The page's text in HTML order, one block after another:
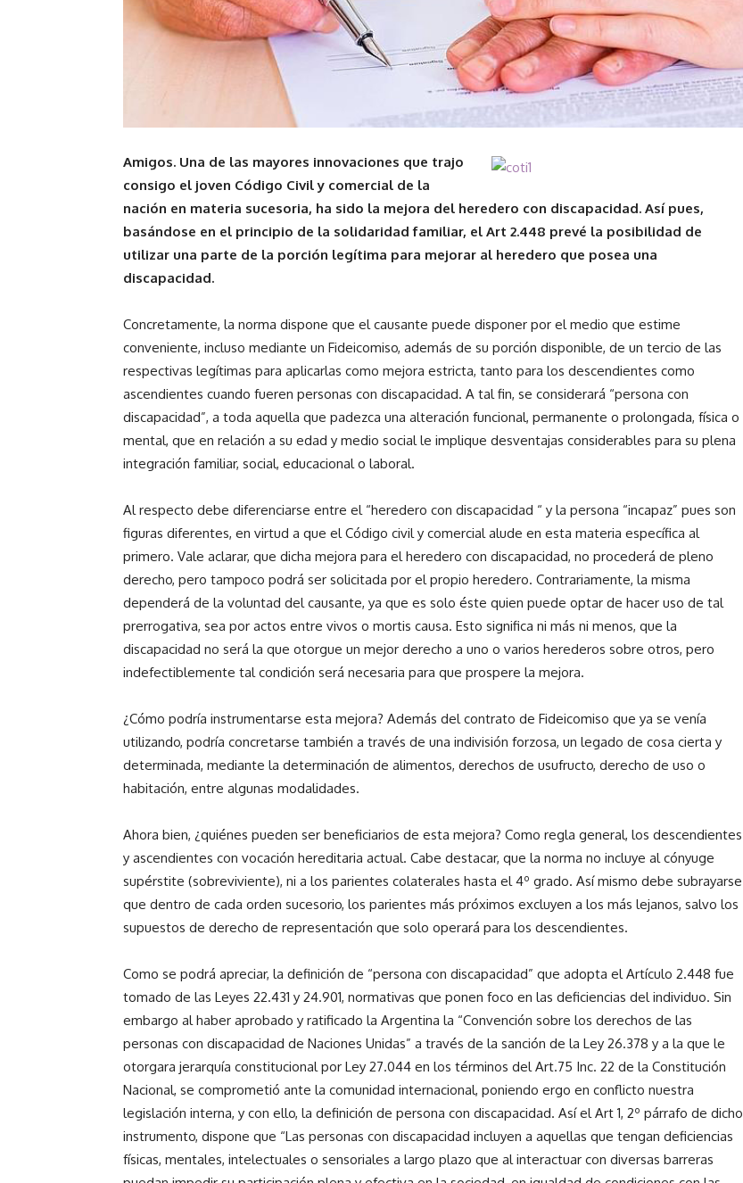
Amigos. Una de las mayores innovaciones que trajo
consigo el joven Código Civil y comercial de la
nación en materia sucesoria, ha sido la mejora del heredero con discapacidad. Así pues,
basándose en el principio de la solidaridad familiar, el Art 2.448 prevé la posibilidad de
utilizar una parte de la porción legítima para mejorar al heredero que posea una
discapacidad.
Concretamente, la norma dispone que el causante puede disponer por el medio que estime
conveniente, incluso mediante un Fideicomiso, además de su porción disponible, de un tercio de las
respectivas legítimas para aplicarlas como mejora estricta, tanto para los descendientes como
ascendientes cuando fueren personas con discapacidad. A tal fin, se considerará “persona con
discapacidad”, a toda aquella que padezca una alteración funcional, permanente o prolongada, física o
mental, que en relación a su edad y medio social le implique desventajas considerables para su plena
integración familiar, social, educacional o laboral.
Al respecto debe diferenciarse entre el “heredero con discapacidad “ y la persona “incapaz” pues son
figuras diferentes, en virtud a que el Código civil y comercial alude en esta materia específica al
primero. Vale aclarar, que dicha mejora para el heredero con discapacidad, no procederá de pleno
derecho, pero tampoco podrá ser solicitada por el propio heredero. Contrariamente, la misma
dependerá de la voluntad del causante, ya que es solo éste quien puede optar de hacer uso de tal
prerrogativa, sea por actos entre vivos o mortis causa. Esto significa ni más ni menos, que la
discapacidad no será la que otorgue un mejor derecho a uno o varios herederos sobre otros, pero
indefectiblemente tal condición será necesaria para que prospere la mejora.
¿Cómo podría instrumentarse esta mejora? Además del contrato de Fideicomiso que ya se venía
utilizando, podría concretarse también a través de una indivisión forzosa, un legado de cosa cierta y
determinada, mediante la determinación de alimentos, derechos de usufructo, derecho de uso o
habitación, entre algunas modalidades.
Ahora bien, ¿quiénes pueden ser beneficiarios de esta mejora? Como regla general, los descendientes
y ascendientes con vocación hereditaria actual. Cabe destacar, que la norma no incluye al cónyuge
supérstite (sobreviviente), ni a los parientes colaterales hasta el 4º grado. Así mismo debe subrayarse
que dentro de cada orden sucesorio, los parientes más próximos excluyen a los más lejanos, salvo los
supuestos de derecho de representación que solo operará para los descendientes.
Como se podrá apreciar, la definición de “persona con discapacidad” que adopta el Artículo 2.448 fue
tomado de las Leyes 22.431 y 24.901, normativas que ponen foco en las deficiencias del individuo. Sin
embargo al haber aprobado y ratificado la Argentina la “Convención sobre los derechos de las
personas con discapacidad de Naciones Unidas” a través de la sanción de la Ley 26.378 y a la que le
otorgara jerarquía constitucional por Ley 27.044 en los términos del Art.75 Inc. 22 de la Constitución
Nacional, se comprometió ante la comunidad internacional, poniendo ergo en conflicto nuestra
legislación interna, y con ello, la definición de persona con discapacidad. Así el Art 1, 2º párrafo de dicho
instrumento, dispone que “Las personas con discapacidad incluyen a aquellas que tengan deficiencias
físicas, mentales, intelectuales o sensoriales a largo plazo que al interactuar con diversas barreras